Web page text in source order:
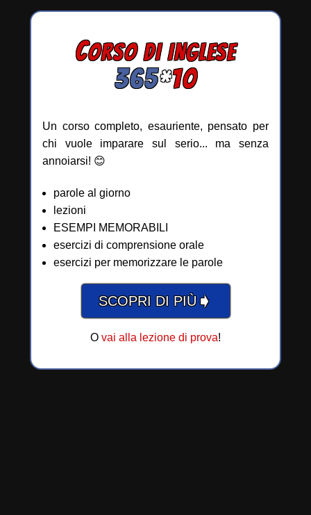
CORSO DI INGLESE
365*10
Un corso completo, esauriente, pensato per
chi vuole imparare sul serio... ma senza
annoiarsi! 😊
parole al giorno
lezioni
ESEMPI MEMORABILI
esercizi di comprensione orale
esercizi per memorizzare le parole
SCOPRI DI PIÙ➧
O vai alla lezione di prova!